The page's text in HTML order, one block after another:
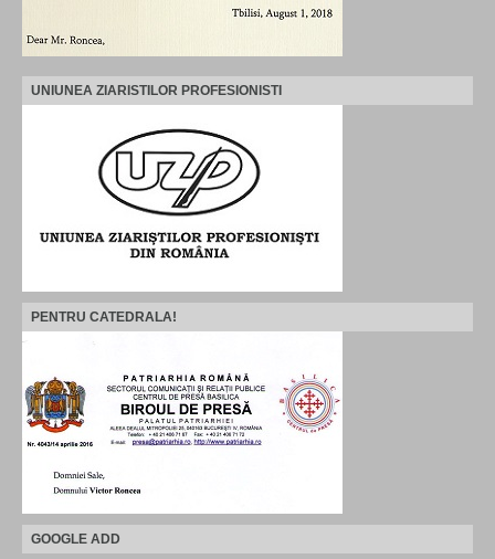
UNIUNEA ZIARISTILOR PROFESIONISTI
PENTRU CATEDRALA!
GOOGLE ADD